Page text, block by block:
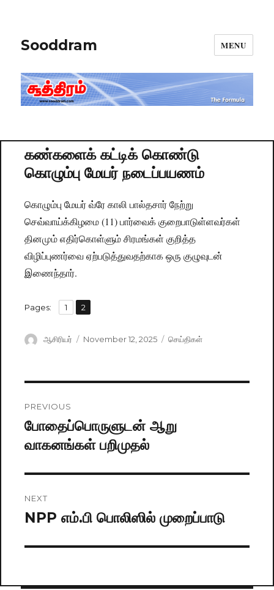
Sooddram MENU
கண்களைக் கட்டிக் கொண்டு
கொழும்பு மேயர் நடைப்பயணம்
கொழும்பு மேயர் வ்ரே காலி பால்தசார் நேற்று
செவ்வாய்க்கிழமை (11) பார்வைக் குறைபாடுள்ளவர்கள்
தினமும் எதிர்கொள்ளும் சிரமங்கள் குறித்த
விழிப்புணர்வை ஏற்படுத்துவதற்காக ஒரு குழுவுடன்
இணைந்தார்.
Pages: Page
1 ,
Page
2
Author
ஆசிரியர்
Posted
November 12, 2025 Categories
செய்திகள்
navigation
PREVIOUS
Previous
post:
போதைப்பொருளுடன் ஆறு
வாகனங்கள் பறிமுதல்
NEXT
Next
NPP எம்.பி பொலிஸில் முறைப்பாடு